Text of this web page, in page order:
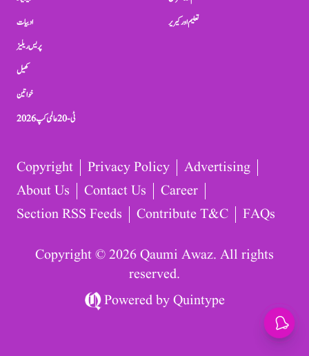
ادبیات
پریس ریلیز
کھیل
خواتین
ٹی-20 عالمی کپ 2026
تعلیم اور کیریر
Copyright Privacy Policy
Advertising
About Us
Contact Us
Career
Section RSS Feeds
Contribute T&C FAQs
Copyright © 2026 Qaumi Awaz. All rights
reserved.
Powered byQuintype